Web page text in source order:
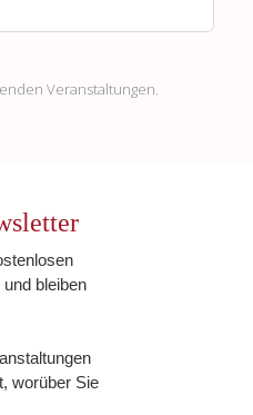
Veranstaltungen.
bleiben
worüber Sie